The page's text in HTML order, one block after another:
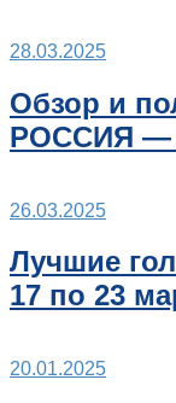
28.03.2025
Обзор и
РОССИЯ —
26.03.2025
Лучшие
17 по 23
20.01.2025